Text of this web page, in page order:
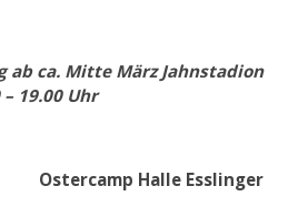
ca. Mitte März Jahnstadion
19.00 Uhr
Ostercamp Halle Esslinger